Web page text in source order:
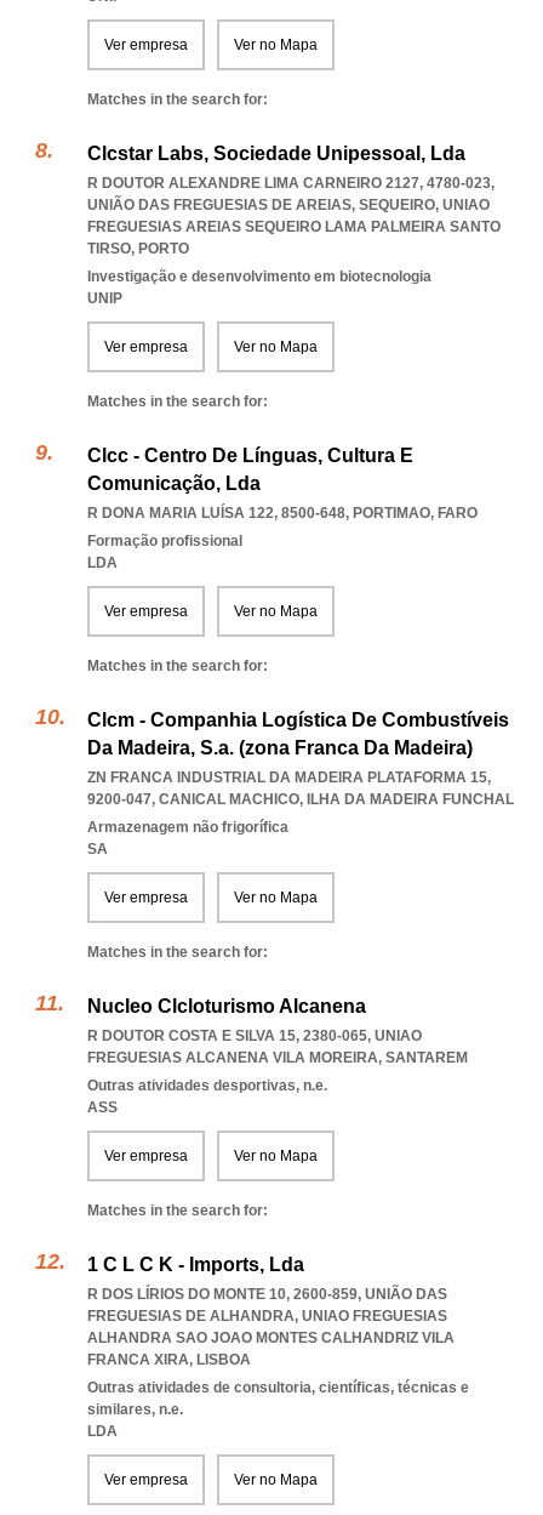
Ver empresa Ver no Mapa
Matches in the search for:
Clcstar Labs, Sociedade Unipessoal, Lda
R DOUTOR ALEXANDRE LIMA CARNEIRO 2127, 4780-023,
UNIÃO DAS FREGUESIAS DE AREIAS, SEQUEIRO, UNIAO
FREGUESIAS AREIAS SEQUEIRO LAMA PALMEIRA SANTO
TIRSO, PORTO
Investigação e desenvolvimento em biotecnologia
UNIP
Ver empresa Ver no Mapa
Matches in the search for:
Clcc - Centro De Línguas, Cultura E
Comunicação, Lda
R DONA MARIA LUÍSA 122, 8500-648, PORTIMAO, FARO
Formação profissional
LDA
Ver empresa Ver no Mapa
Matches in the search for:
Clcm - Companhia Logística De Combustíveis
Da Madeira, S.a. (zona Franca Da Madeira)
ZN FRANCA INDUSTRIAL DA MADEIRA PLATAFORMA 15,
9200-047, CANICAL MACHICO, ILHA DA MADEIRA FUNCHAL
Armazenagem não frigorífica
SA
Ver empresa Ver no Mapa
Matches in the search for:
Nucleo Clcloturismo Alcanena
R DOUTOR COSTA E SILVA 15, 2380-065, UNIAO
FREGUESIAS ALCANENA VILA MOREIRA, SANTAREM
Outras atividades desportivas, n.e.
ASS
Ver empresa Ver no Mapa
Matches in the search for:
1 C L C K - Imports, Lda
R DOS LÍRIOS DO MONTE 10, 2600-859, UNIÃO DAS
FREGUESIAS DE ALHANDRA, UNIAO FREGUESIAS
ALHANDRA SAO JOAO MONTES CALHANDRIZ VILA
FRANCA XIRA, LISBOA
Outras atividades de consultoria, científicas, técnicas e
similares, n.e.
LDA
Ver empresa Ver no Mapa